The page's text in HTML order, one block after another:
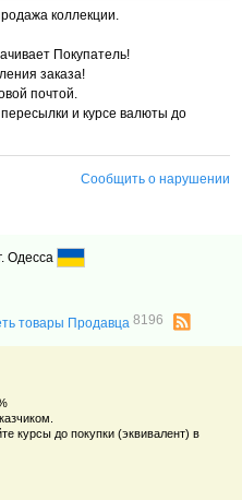
коллекции.
Покупатель!
заказа!
почтой.
и курсе валюты до
Сообщить о нарушении
Одесса
товары Продавца8196
курсы до покупки (эквивалент) в